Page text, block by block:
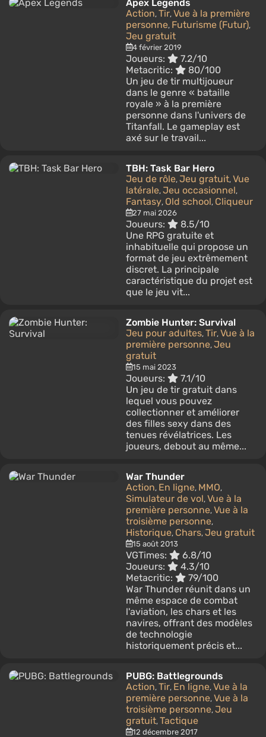
Apex Legends
Action, Tir, Vue à la première
personne, Futurisme (Futur),
Jeu gratuit
4 février 2019
Joueurs:
7.2/10
Metacritic:
80/100
Un jeu de tir multijoueur
dans le genre « bataille
royale » à la première
personne dans l'univers de
Titanfall. Le gameplay est
axé sur le travail...
TBH: Task Bar Hero
Jeu de rôle, Jeu gratuit, Vue
latérale, Jeu occasionnel,
Fantasy, Old school, Cliqueur
27 mai 2026
Joueurs:
8.5/10
Une RPG gratuite et
inhabituelle qui propose un
format de jeu extrêmement
discret. La principale
caractéristique du projet est
que le jeu vit...
Zombie Hunter: Survival
Jeu pour adultes, Tir, Vue à la
première personne, Jeu
gratuit
15 mai 2023
Joueurs:
7.1/10
Un jeu de tir gratuit dans
lequel vous pouvez
collectionner et améliorer
des filles sexy dans des
tenues révélatrices. Les
joueurs, debout au même...
War Thunder
Action, En ligne, MMO,
Simulateur de vol, Vue à la
première personne, Vue à la
troisième personne,
Historique, Chars, Jeu gratuit
15 août 2013
VGTimes:
6.8/10
Joueurs:
4.3/10
Metacritic:
79/100
War Thunder réunit dans un
même espace de combat
l'aviation, les chars et les
navires, offrant des modèles
de technologie
historiquement précis et...
PUBG: Battlegrounds
Action, Tir, En ligne, Vue à la
première personne, Vue à la
troisième personne, Jeu
gratuit, Tactique
12 décembre 2017